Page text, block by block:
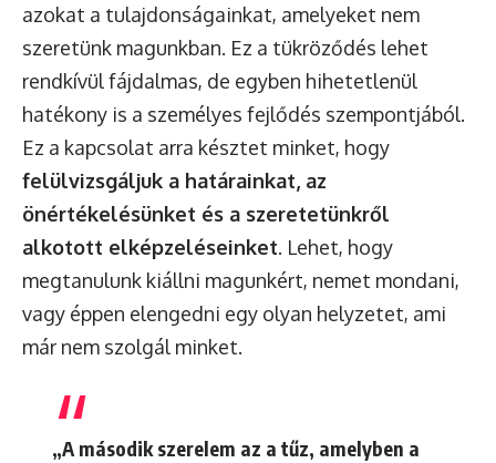
azokat a tulajdonságainkat, amelyeket nem
szeretünk magunkban. Ez a tükröződés lehet
rendkívül fájdalmas, de egyben hihetetlenül
hatékony is a személyes fejlődés szempontjából.
Ez a kapcsolat arra késztet minket, hogy
felülvizsgáljuk a határainkat, az
önértékelésünket és a szeretetünkről
alkotott elképzeléseinket. Lehet, hogy
megtanulunk kiállni magunkért, nemet mondani,
vagy éppen elengedni egy olyan helyzetet, ami
már nem szolgál minket.
„A második szerelem az a tűz, amelyben a